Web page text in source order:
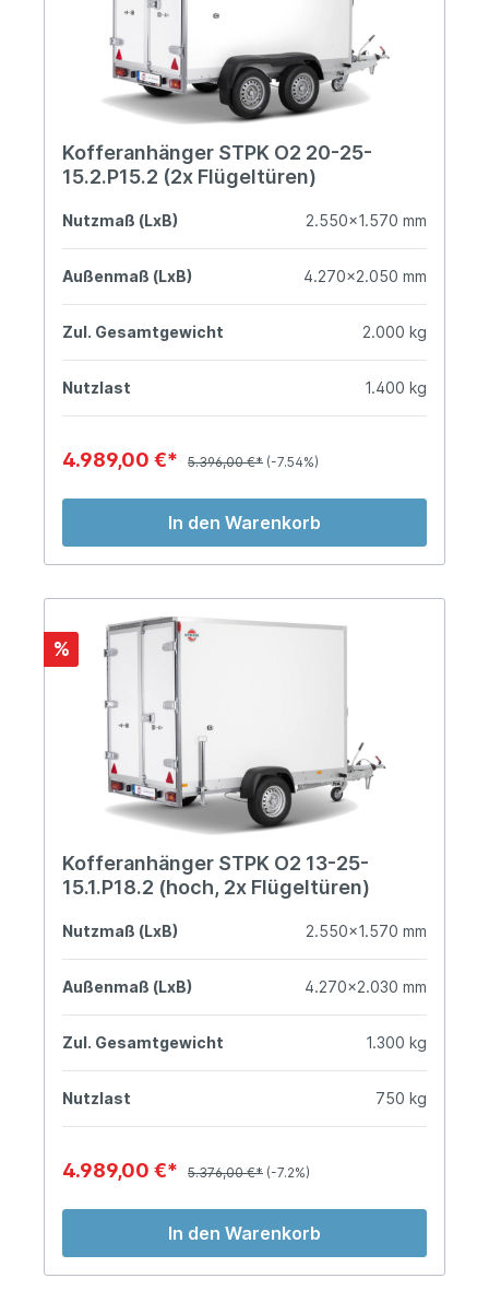
Kofferanhänger STPK O2 20-25-
15.2.P15.2 (2x Flügeltüren)
Nutzmaß (LxB) 2.550x1.570 mm
Außenmaß (LxB) 4.270x2.050 mm
Zul. Gesamtgewicht 2.000 kg
Nutzlast 1.400 kg
4.989,00 €* 5.396,00 €* (-7.54%)
In den Warenkorb
%
Kofferanhänger STPK O2 13-25-
15.1.P18.2 (hoch, 2x Flügeltüren)
Nutzmaß (LxB) 2.550x1.570 mm
Außenmaß (LxB) 4.270x2.030 mm
Zul. Gesamtgewicht 1.300 kg
Nutzlast 750 kg
4.989,00 €* 5.376,00 €* (-7.2%)
In den Warenkorb